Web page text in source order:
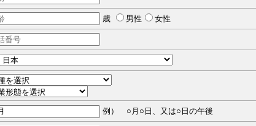
歳 男性 女性
例） ○月○日、又は○日の午後